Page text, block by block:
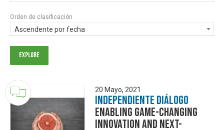
Orden de clasificación
Ascendente por fecha
20 Mayo, 2021
Independiente Diálogo
Enabling game-changing
innovation and next-